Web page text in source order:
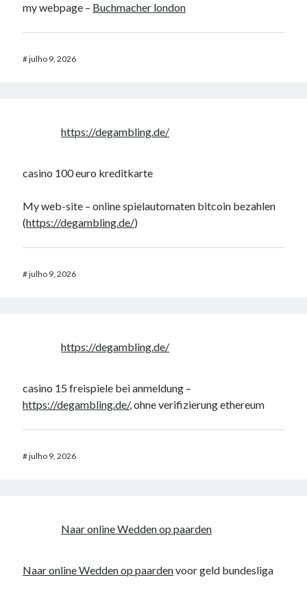
my webpage – Buchmacher london
#julho 9, 2026
https://degambling.de/
casino 100 euro kreditkarte
My web-site – online spielautomaten bitcoin bezahlen
(https://degambling.de/)
#julho 9, 2026
https://degambling.de/
casino 15 freispiele bei anmeldung –
https://degambling.de/, ohne verifizierung ethereum
#julho 9, 2026
Naar online Wedden op paarden
Naar online Wedden op paardenvoor geld bundesliga